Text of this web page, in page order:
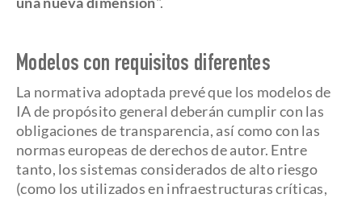
Modelos con requisitos diferentes
La normativa adoptada prevé que los modelos de
IA de propósito general deberán cumplir con las
obligaciones de transparencia, así como con las
normas europeas de derechos de autor. Entre
tanto, los sistemas considerados de alto riesgo
(como los utilizados en infraestructuras críticas,